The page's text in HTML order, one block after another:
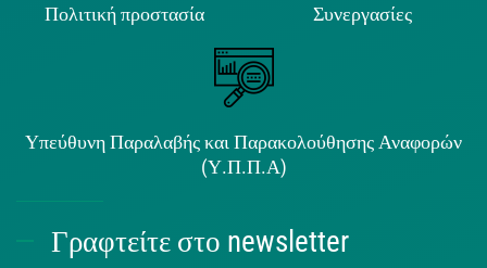
Πολιτική προστασία Συνεργασίες
Υπεύθυνη Παραλαβής και Παρακολούθησης Αναφορών
(Υ.Π.Π.Α)
Γραφτείτε στο newsletter